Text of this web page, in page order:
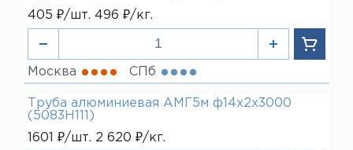
405 ₽/шт. 496 ₽/кг.
Москва СПб
Труба алюминиевая АМГ5м ф14х2х3000
(5083H111)
1601 ₽/шт. 2 620 ₽/кг.